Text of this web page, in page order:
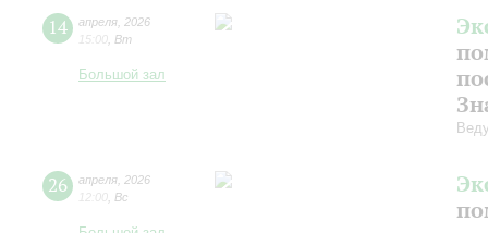
14 апреля 2026
15:00 Вт
Большой зал
26 апреля 2026
12:00 Вс